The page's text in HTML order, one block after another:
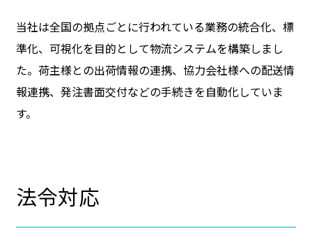
当社は全国の拠点ごとに行われている業務の統合化、標
準化、可視化を目的として物流システムを構築しまし
た。荷主様との出荷情報の連携、協力会社様への配送情
報連携、発注書面交付などの手続きを自動化していま
す。
法令対応